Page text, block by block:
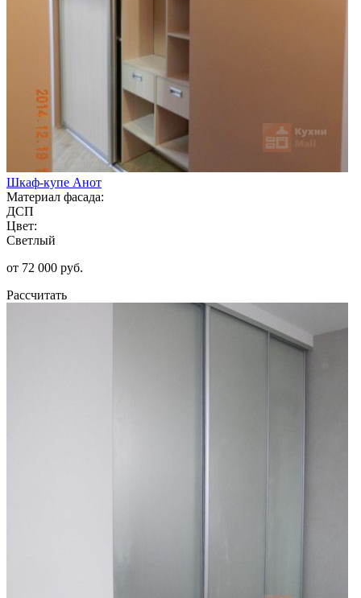
Шкаф-купе Анот
Материал фасада:
ДСП
Цвет:
Светлый
от 72 000 руб.
Рассчитать